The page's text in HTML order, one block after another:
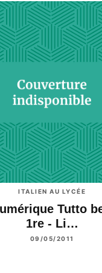
ITALIEN AU LYCÉE
Tutto
1re - Li…
09/05/2011